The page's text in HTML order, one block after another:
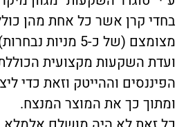
בחדי קרן אשר כל אחת מהן
מצומצם (של כ-5
ועדת השקעות מקצועית
הפיננסים וההייטק וזאת כדי
ומתוך כך את המוצר המנצח.